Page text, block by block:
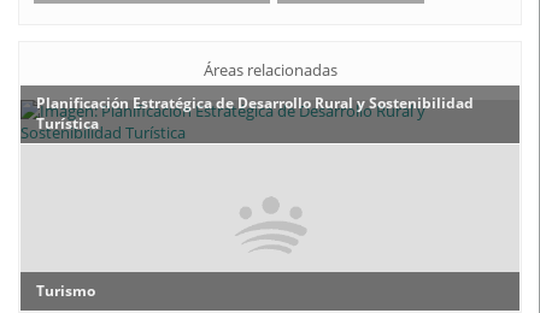
Áreas relacionadas
Planificación Estratégica de Desarrollo Rural y Sostenibilidad
Turística
Turismo